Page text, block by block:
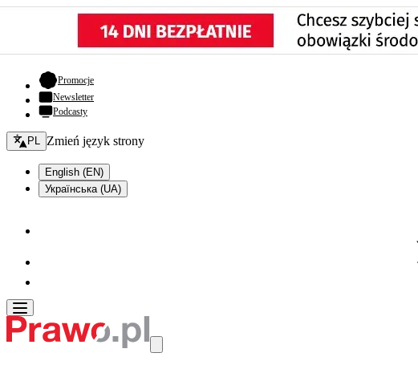
Promocje- otwiera się w nowej karcie
Newsletter
Podcasty
Zmień język - bieżący:
PL Zmień język strony
English (EN)
Українська (UA)